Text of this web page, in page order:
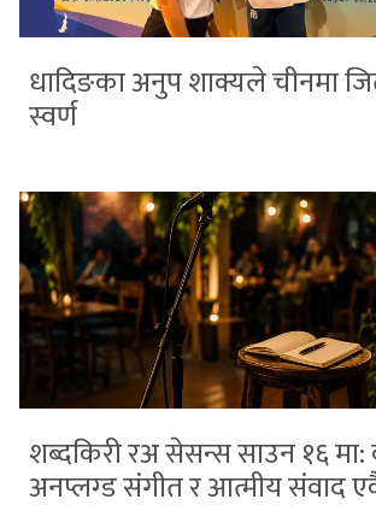
धादिङका अनुप शाक्यले चीनमा
स्वर्ण
शब्दकिरी रअ सेसन्स साउन १६ मा:
अनप्लग्ड संगीत र आत्मीय संवाद